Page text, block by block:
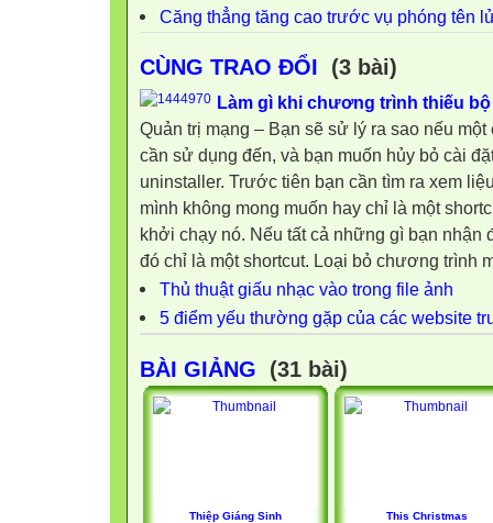
Căng thẳng tăng cao trước vụ phóng tên
CÙNG TRAO ĐỔI (3 bài)
Làm gì khi chương trình thiếu
Quản trị mạng – Bạn sẽ sử lý ra sao nếu
cần sử dụng đến, và bạn muốn hủy bỏ cài
uninstaller. Trước tiên bạn cần tìm ra xem
mình không mong muốn hay chỉ là một
khởi chạy nó. Nếu tất cả những gì bạn nhận
đó chỉ là một shortcut. Loại bỏ chương trình
Thủ thuật giấu nhạc vào trong file ảnh
5 điểm yếu thường gặp của các website
BÀI GIẢNG (31 bài)
Thiệp Giáng Sinh This Christmas